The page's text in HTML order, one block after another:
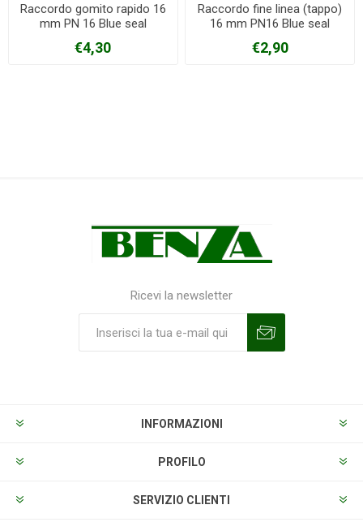
Raccordo gomito rapido 16
mm PN 16 Blue seal
€4,30
Raccordo fine linea (tappo)
16 mm PN16 Blue seal
€2,90
Ricevi la newsletter
INFORMAZIONI
PROFILO
SERVIZIO CLIENTI